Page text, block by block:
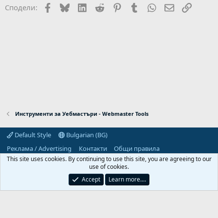
Сподели: Facebook
BlueskyLinkedIn
Reddit PinterestTumblr WhatsApp
EmailLink
Инструменти за Уебмастъри - Webmaster Tools
Default Style
Bulgarian (BG)
Реклама / Advertising
Контакти
Общи правила
Декларация за поверителност
Помощ Начало
R
S
Predpriemach.com © 2006-2026. Hosting by:
This site uses cookies. By continuing to use this site, you are agreeing to our
use of cookies.
Accept
Learn more.…